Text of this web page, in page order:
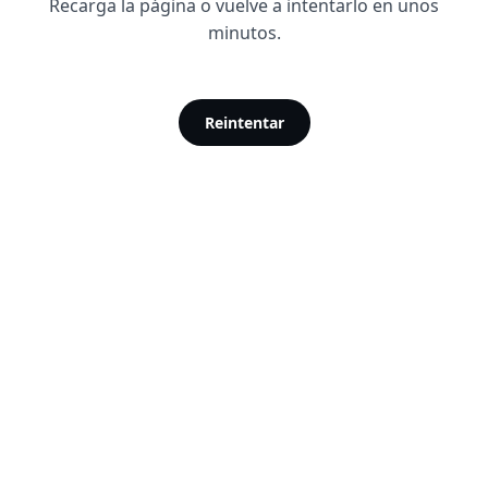
Recarga la página o vuelve a intentarlo en unos
minutos.
Reintentar